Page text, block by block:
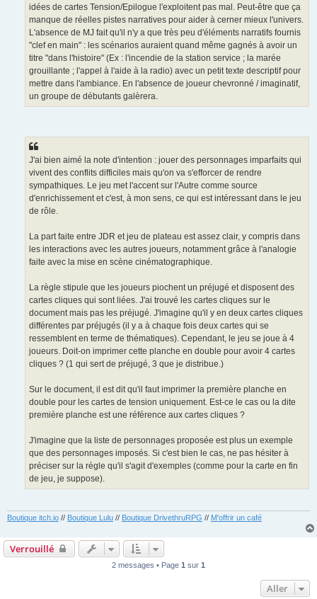
idées de cartes Tension/Epilogue l'exploitent pas mal. Peut-être que ça
manque de réelles pistes narratives pour aider à cerner mieux l'univers.
L'absence de MJ fait qu'il n'y a que très peu d'éléments narratifs fournis
"clef en main" : les scénarios auraient quand même gagnés à avoir un
titre "dans l'histoire" (Ex : l'incendie de la station service ; la marée
grouillante ; l'appel à l'aide à la radio) avec un petit texte descriptif pour
mettre dans l'ambiance. En l'absence de joueur chevronné / imaginatif,
un groupe de débutants galèrera.
J'ai bien aimé la note d'intention : jouer des personnages imparfaits qui
vivent des conflits difficiles mais qu'on va s'efforcer de rendre
sympathiques. Le jeu met l'accent sur l'Autre comme source
d'enrichissement et c'est, à mon sens, ce qui est intéressant dans le jeu
de rôle.
La part faite entre JDR et jeu de plateau est assez clair, y compris dans
les interactions avec les autres joueurs, notamment grâce à l'analogie
faite avec la mise en scène cinématographique.
La règle stipule que les joueurs piochent un préjugé et disposent des
cartes cliques qui sont liées. J'ai trouvé les cartes cliques sur le
document mais pas les préjugé. J'imagine qu'il y en deux cartes cliques
différentes par préjugés (il y a à chaque fois deux cartes qui se
ressemblent en terme de thématiques). Cependant, le jeu se joue à 4
joueurs. Doit-on imprimer cette planche en double pour avoir 4 cartes
cliques ? (1 qui sert de préjugé, 3 que je distribue.)
Sur le document, il est dit qu'il faut imprimer la première planche en
double pour les cartes de tension uniquement. Est-ce le cas ou la dite
première planche est une référence aux cartes cliques ?
J'imagine que la liste de personnages proposée est plus un exemple
que des personnages imposés. Si c'est bien le cas, ne pas hésiter à
préciser sur la règle qu'il s'agit d'exemples (comme pour la carte en fin
de jeu, je suppose).
Boutique itch.io // Boutique Lulu // Boutique DrivethruRPG // M'offrir un café
Verrouillé
2 messages • Page 1 sur 1
Aller